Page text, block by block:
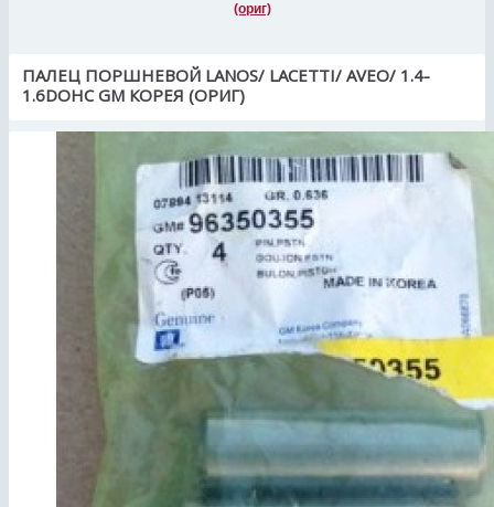
(ориг)
ПАЛЕЦ ПОРШНЕВОЙ LANOS/ LACETTI/ AVEO/ 1.4-
1.6DOHC GM КОРЕЯ (ОРИГ)